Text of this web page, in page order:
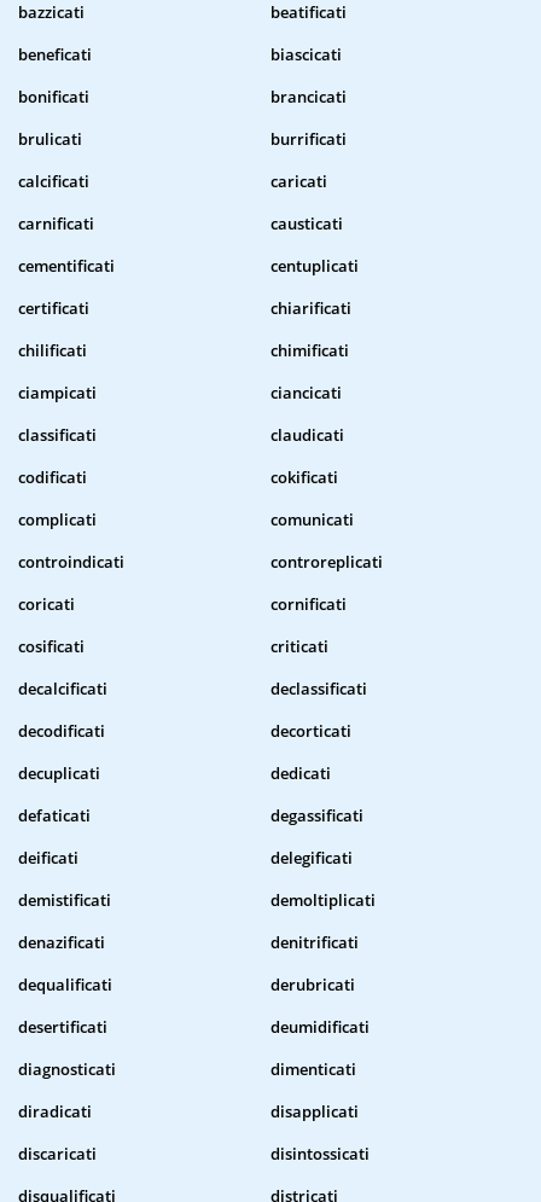
bazzicati
beatificati
beneficati
biascicati
bonificati
brancicati
brulicati
burrificati
calcificati
caricati
carnificati
causticati
cementificati
centuplicati
certificati
chiarificati
chilificati
chimificati
ciampicati
ciancicati
classificati
claudicati
codificati
cokificati
complicati
comunicati
controindicati
controreplicati
coricati
cornificati
cosificati
criticati
decalcificati
declassificati
decodificati
decorticati
decuplicati
dedicati
defaticati
degassificati
deificati
delegificati
demistificati
demoltiplicati
denazificati
denitrificati
dequalificati
derubricati
desertificati
deumidificati
diagnosticati
dimenticati
diradicati
disapplicati
discaricati
disintossicati
disqualificati
districati